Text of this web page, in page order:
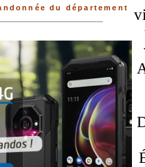
du département